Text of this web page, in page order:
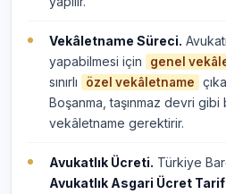
Vekâletname Süreci.
yapabilmesi için
genel
sınırlı
özel vekâletname
Boşanma, taşınmaz devri gibi
vekâletname gerektirir.
Avukatlık Ücreti. Türkiye
Avukatlık Asgari Ücret